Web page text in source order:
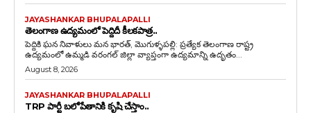
JAYASHANKAR BHUPALAPALLI
తెలంగాణ ఉద్యమంలో పెద్దిదీ కీలకపాత్ర..
పెద్దికి ఘన నివాళులు మన భారత్, మొగుళ్ళపల్లి: ప్రత్యేక తెలంగాణ రాష్ట్ర
ఉద్యమంలో ఉమ్మడి వరంగల్ జిల్లా వ్యాప్తంగా ఉద్యమాన్ని ఉదృతం...
August 8, 2026
JAYASHANKAR BHUPALAPALLI
TRP పార్టీ బలోపేతానికి కృషి చేస్తాం..